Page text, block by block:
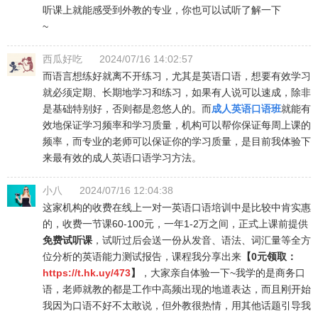
听课上就能感受到外教的专业，你也可以试听了解一下
~
西瓜好吃
2024/07/16 14:02:57
而语言想练好就离不开练习，尤其是英语口语，想要有效学习
就必须定期、长期地学习和练习，如果有人说可以速成，除非
是基础特别好，否则都是忽悠人的。而成人英语口语班就能有
效地保证学习频率和学习质量，机构可以帮你保证每周上课的
频率，而专业的老师可以保证你的学习质量，是目前我体验下
来最有效的成人英语口语学习方法。
小八
2024/07/16 12:04:38
这家机构的收费在线上一对一英语口语培训中是比较中肯实惠
的，收费一节课60-100元，一年1-2万之间，正式上课前提供
免费试听课 ，试听过后会送一份从发音、语法、词汇量等全方
位分析的英语能力测试报告，课程我分享出来 【0元领取：
https://t.hk.uy/473】
，大家亲自体验一下~我学的是商务口
语，老师就教的都是工作中高频出现的地道表达，而且刚开始
我因为口语不好不太敢说，但外教很热情，用其他话题引导我